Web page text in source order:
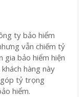
ty bảo hiểm
vẫn chiếm tỷ
gia bảo hiểm hiện
hàng này
tỷ trọng
hiểm.